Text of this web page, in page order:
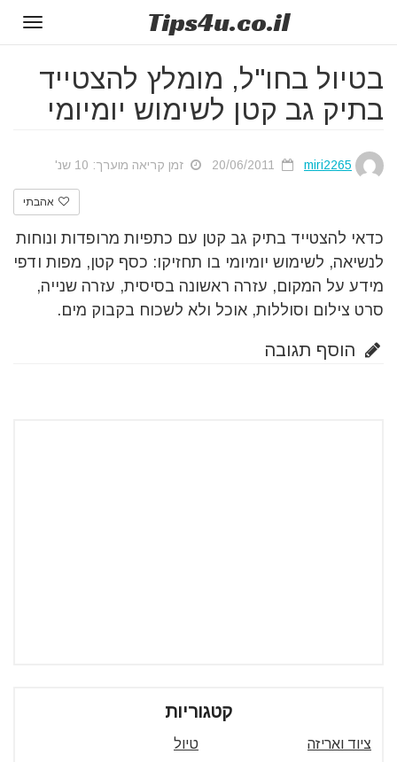
Tips4u.co.il
בטיול בחו"ל, מומלץ להצטייד
בתיק גב קטן לשימוש יומיומי
miri2265 זמן קריאה מוערך: 10 שנ'
אהבתי
כדאי להצטייד בתיק גב קטן עם כתפיות מרופדות ונוחות
לנשיאה, לשימוש יומיומי בו תחזיקו: כסף קטן, מפות ודפי
מידע על המקום, עזרה ראשונה בסיסית, עזרה שנייה,
סרט צילום וסוללות, אוכל ולא לשכוח בקבוק מים.
הוסף תגובה
קטגוריות
ציוד ואריזה
טיול